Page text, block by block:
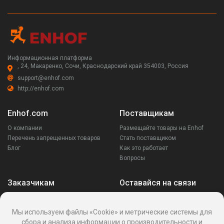
Информационная платформа
, 24, Макаренко, Сочи, Краснодарский край 354003, Россия
support@enhof.com
http://enhof.com
Enhof.com
О компании
Перечень запрещенных товаров
Блог
Поставщикам
Размещайте товары на Enhof
Стать поставщиком
Как это работает
Вопросы
Заказчикам Оставайся на связи
Мы используем файлы «Cookie» и метрические системы для
сбора и анализа информации о производительности и